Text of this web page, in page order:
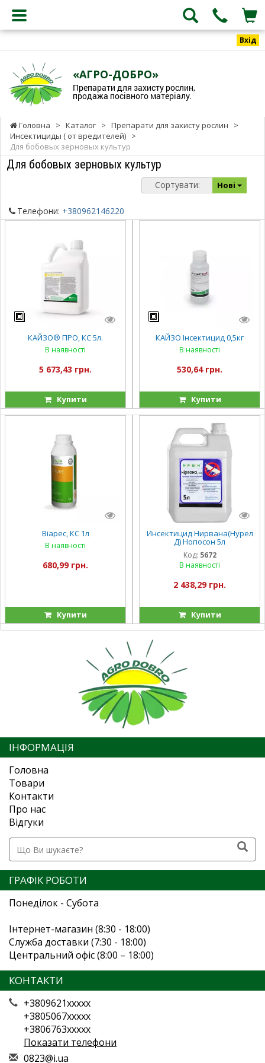
Вхід
«АГРО-ДОБРО»
Препарати для захисту рослин,
продажа посівного матеріалу.
Головна > Каталог > Препарати для захисту рослин
>
Инсектициды ( от вредителей) >
Для бобовых зерновых культур
Для бобовых зерновых культур
Сортувати: Нові
Телефони: +380962146220
КАЙЗО® ПРО, КС 5л.
В наявності
5 673,43 грн.
Купити
КАЙЗО Інсектицид 0,5кг
В наявності
530,64 грн.
Купити
Віарес, КС 1л
В наявності
680,99 грн.
Купити
Инсектицид Нирвана(Нурел
Д) Нопосон 5л
двухкомпонентный
инсектоакарицид от
вредителей, насекомых,
Код: 5672
В наявності
2 438,29 грн.
Купити
ІНФОРМАЦІЯ
Головна
Товари
Контакти
Про нас
Відгуки
ГРАФІК РОБОТИ
Понеділок - Субота
Інтернет-магазин (8:30 - 18:00)
Служба доставки (7:30 - 18:00)
Центральний офіс (8:00 – 18:00)
КОНТАКТИ
+3809621xxxxx
+3805067xxxxx
+3806763xxxxx
Показати телефони
0823@i.ua